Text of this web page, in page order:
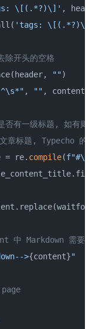
\[(.*?)\]' ,
'tags: \[(.*?)\]'
开头的空格
"")
, "" , content)
否有一级标题, 如有则去
文章标题, Typecho 的
re. compile(f"#\s
中 Markdown 需要以
>{content}"